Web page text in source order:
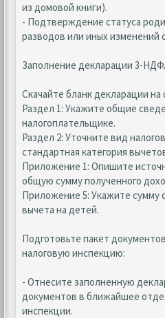
из домовой книги).
- Подтверждение статуса
разводов или иных изменений
Заполнение декларации 3-
Скачайте бланк декларации
Раздел 1: Укажите общие
налогоплательщике.
Раздел 2: Уточните вид
стандартная категория
Приложение 1: Опишите
общую сумму полученного
Приложение 5: Укажите сумму
вычета на детей.
Подготовьте пакет
налоговую инспекцию:
- Отнесите заполненную
документов в ближайшее
инспекции.